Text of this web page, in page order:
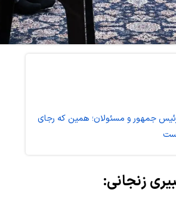
رئیس جمهور و مسئولان؛ همین که رجای
زنجانی: